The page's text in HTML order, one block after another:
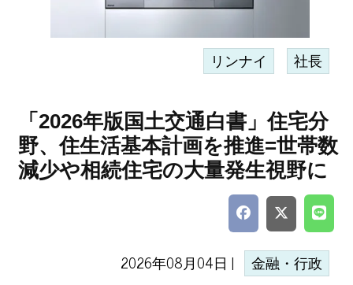
リンナイ 社長
「2026年版国土交通白書」住宅分
野、住生活基本計画を推進=世帯数
減少や相続住宅の大量発生視野に
2026年08月04日 | 金融・行政